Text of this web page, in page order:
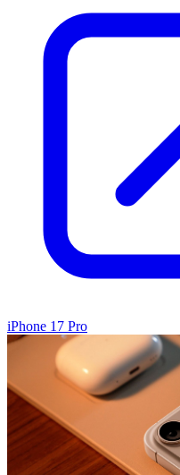
iPhone 17 Pro